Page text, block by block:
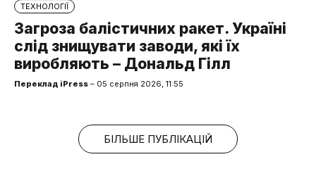
ТЕХНОЛОГІЇ
Загроза балістичних ракет. Україні
слід знищувати заводи, які їх
виробляють – Дональд Гілл
Переклад iPress – 05 серпня 2026, 11:55
БІЛЬШЕ ПУБЛІКАЦІЙ